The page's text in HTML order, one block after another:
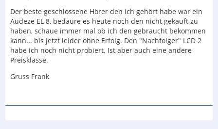
Der beste geschlossene Hörer den ich gehört habe war ein
Audeze EL 8, bedaure es heute noch den nicht gekauft zu
haben, schaue immer mal ob ich den gebraucht bekommen
kann... bis jetzt leider ohne Erfolg. Den "Nachfolger" LCD 2
habe ich noch nicht probiert. Ist aber auch eine andere
Preisklasse.
Gruss Frank